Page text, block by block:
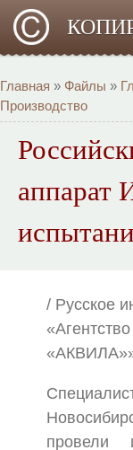
Главная » Файлы »
Производство
аппарат
/ Русское
провели